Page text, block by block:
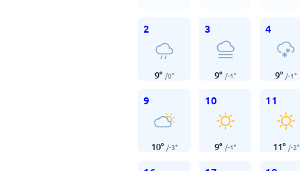
2
9° /0°
3
9° /-1°
4
9° /-1°
9
10° /-3°
10
9° /-1°
11
11° /-2°